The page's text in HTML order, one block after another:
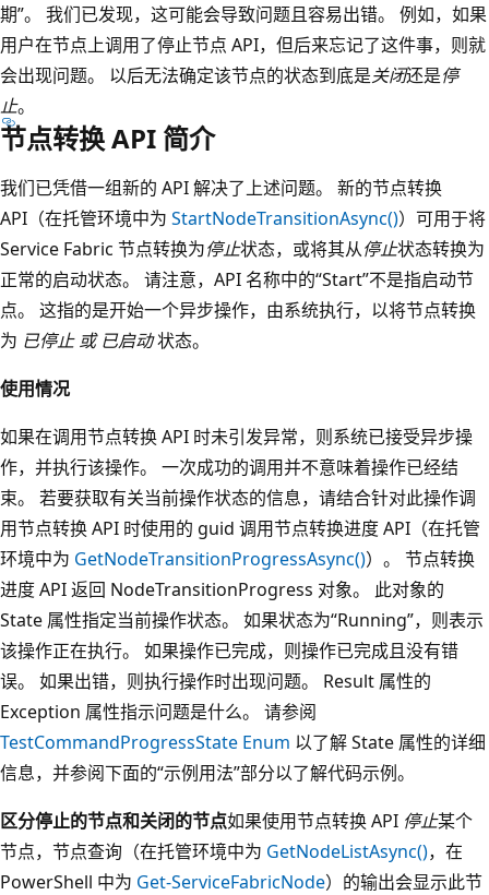
期”。 我们已发现，这可能会导致问题且容易出错。 例如，如果
用户在节点上调用了停止节点 API，但后来忘记了这件事，则就
会出现问题。 以后无法确定该节点的状态到底是关闭还是停
止。
节点转换 API 简介
我们已凭借一组新的 API 解决了上述问题。 新的节点转换
API（在托管环境中为 StartNodeTransitionAsync()）可用于将
Service Fabric 节点转换为停止状态，或将其从停止状态转换为
正常的启动状态。 请注意，API 名称中的“Start”不是指启动节
点。 这指的是开始一个异步操作，由系统执行，以将节点转换
为 已停止或已启动状态。
使用情况
如果在调用节点转换 API 时未引发异常，则系统已接受异步操
作，并执行该操作。 一次成功的调用并不意味着操作已经结
束。 若要获取有关当前操作状态的信息，请结合针对此操作调
用节点转换 API 时使用的 guid 调用节点转换进度 API（在托管
环境中为 GetNodeTransitionProgressAsync()）。 节点转换
进度 API 返回 NodeTransitionProgress 对象。 此对象的
State 属性指定当前操作状态。 如果状态为“Running”，则表示
该操作正在执行。 如果操作已完成，则操作已完成且没有错
误。 如果出错，则执行操作时出现问题。 Result 属性的
Exception 属性指示问题是什么。 请参阅
TestCommandProgressState Enum 以了解 State 属性的详细
信息，并参阅下面的“示例用法”部分以了解代码示例。
区分停止的节点和关闭的节点如果使用节点转换 API 停止某个
节点，节点查询（在托管环境中为 GetNodeListAsync()，在
PowerShell 中为 Get-ServiceFabricNode）的输出会显示此节